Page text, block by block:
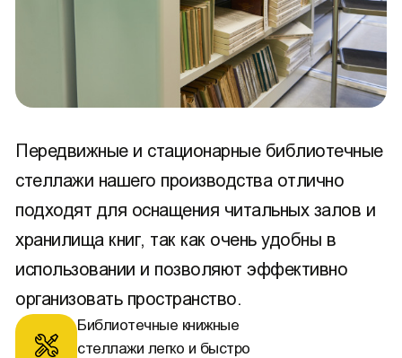
Передвижные и стационарные библиотечные
стеллажи нашего производства отлично
подходят для оснащения читальных залов и
хранилища книг, так как очень удобны в
использовании и позволяют эффективно
организовать пространство.
Библиотечные книжные
стеллажи легко и быстро